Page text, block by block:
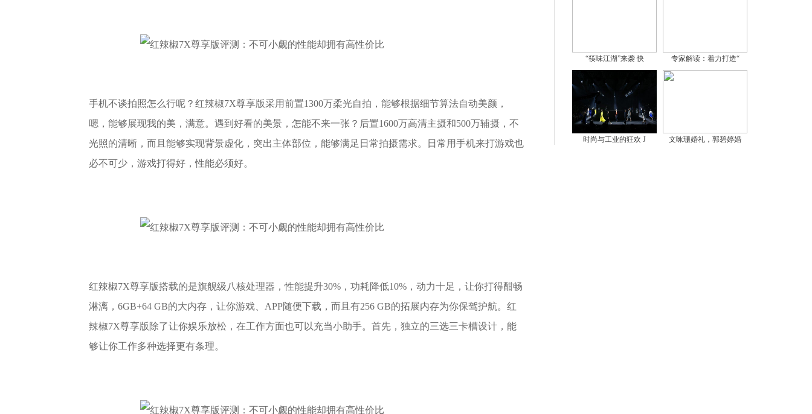
手机不谈拍照怎么行呢？红辣椒7X尊享版采用前置1300万柔光自拍，能够根据细节算法自动美颜，
嗯，能够展现我的美，满意。遇到好看的美景，怎能不来一张？后置1600万高清主摄和500万辅摄，不
光照的清晰，而且能够实现背景虚化，突出主体部位，能够满足日常拍摄需求。日常用手机来打游戏也
必不可少，游戏打得好，性能必须好。
红辣椒7X尊享版搭载的是旗舰级八核处理器，性能提升30%，功耗降低10%，动力十足，让你打得酣畅
淋漓，6GB+64 GB的大内存，让你游戏、APP随便下载，而且有256 GB的拓展内存为你保驾护航。红
辣椒7X尊享版除了让你娱乐放松，在工作方面也可以充当小助手。首先，独立的三选三卡槽设计，能
够让你工作多种选择更有条理。
“筷味江湖”来袭 快 专家解读：着力打造“
时尚与工业的狂欢 J 文咏珊婚礼，郭碧婷婚